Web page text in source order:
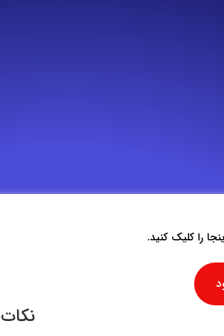
را کلیک کنید.